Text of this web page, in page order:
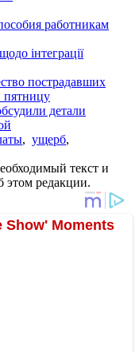
работникам
інтеграції
пострадавших
пятницу
детали
, ущерб,
текст и
этом редакции.